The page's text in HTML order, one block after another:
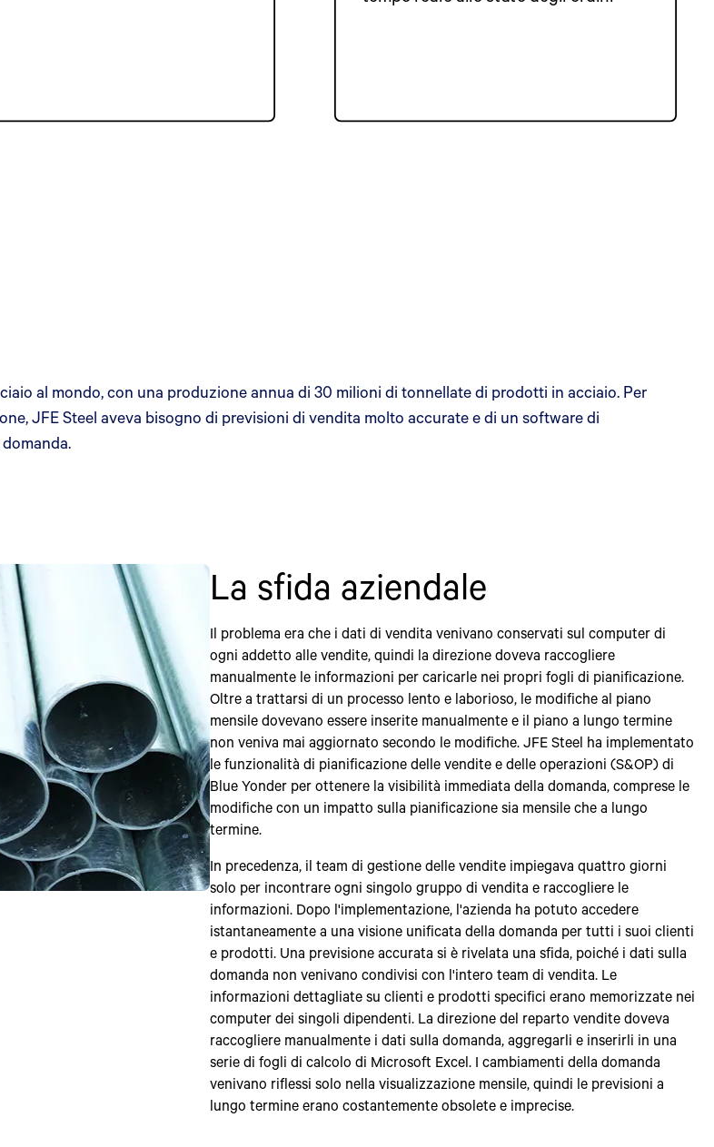
al mondo, con una produzione annua di 30 milioni di tonnellate di prodotti in acciaio. Per
JFE Steel aveva bisogno di previsioni di vendita molto accurate e di un software di
La sfida aziendale
Il problema era che i dati di vendita venivano conservati sul computer di
ogni addetto alle vendite, quindi la direzione doveva raccogliere
manualmente le informazioni per caricarle nei propri fogli di pianificazione.
Oltre a trattarsi di un processo lento e laborioso, le modifiche al piano
mensile dovevano essere inserite manualmente e il piano a lungo termine
non veniva mai aggiornato secondo le modifiche. JFE Steel ha implementato
le funzionalità di pianificazione delle vendite e delle operazioni (S&OP) di
Blue Yonder per ottenere la visibilità immediata della domanda, comprese le
modifiche con un impatto sulla pianificazione sia mensile che a lungo
termine.
In precedenza, il team di gestione delle vendite impiegava quattro giorni
solo per incontrare ogni singolo gruppo di vendita e raccogliere le
informazioni. Dopo l'implementazione, l'azienda ha potuto accedere
istantaneamente a una visione unificata della domanda per tutti i suoi clienti
e prodotti. Una previsione accurata si è rivelata una sfida, poiché i dati sulla
domanda non venivano condivisi con l'intero team di vendita. Le
informazioni dettagliate su clienti e prodotti specifici erano memorizzate nei
computer dei singoli dipendenti. La direzione del reparto vendite doveva
raccogliere manualmente i dati sulla domanda, aggregarli e inserirli in una
serie di fogli di calcolo di Microsoft Excel. I cambiamenti della domanda
venivano riflessi solo nella visualizzazione mensile, quindi le previsioni a
lungo termine erano costantemente obsolete e imprecise.